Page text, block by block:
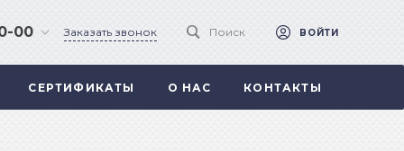
00 Заказать звонок Поиск ВОЙТИ
СЕРТИФИКАТЫ О НАС КОНТАКТЫ